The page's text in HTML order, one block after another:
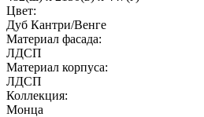
Цвет:
Дуб Кантри/Венге
Материал фасада:
ЛДСП
Материал корпуса:
ЛДСП
Коллекция:
Монца